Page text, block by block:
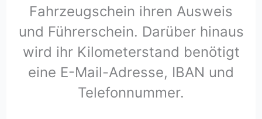
Fahrzeugschein ihren Ausweis
und Führerschein. Darüber hinaus
wird ihr Kilometerstand benötigt
eine E-Mail-Adresse, IBAN und
Telefonnummer.